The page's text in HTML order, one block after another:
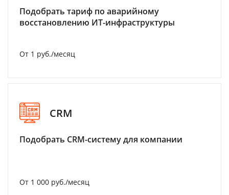
Подобрать тариф по аварийному
восстановлению ИТ-инфраструктуры
От 1 руб./месяц
CRM
Подобрать CRM-систему для компании
От 1 000 руб./месяц